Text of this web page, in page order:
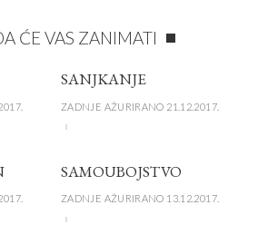
ĆE VAS ZANIMATI
SANJKANJE
ZADNJE AŽURIRANO 21.12.2017.
SAMOUBOJSTVO
ZADNJE AŽURIRANO 13.12.2017.